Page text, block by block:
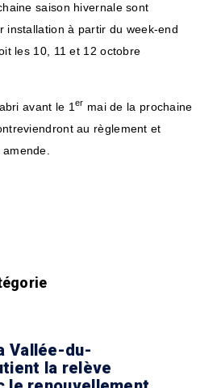
saison hivernale sont
installation à partir du week-end
les 10, 11 et 12 octobre
avant le 1 er mai de la prochaine
au règlement et
Vallée-du-
la relève